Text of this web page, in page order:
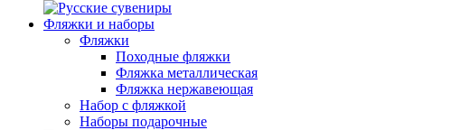
Фляжки и наборы
Фляжки
Походные фляжки
Фляжка металлическая
Фляжка нержавеющая
Набор с фляжкой
Наборы подарочные